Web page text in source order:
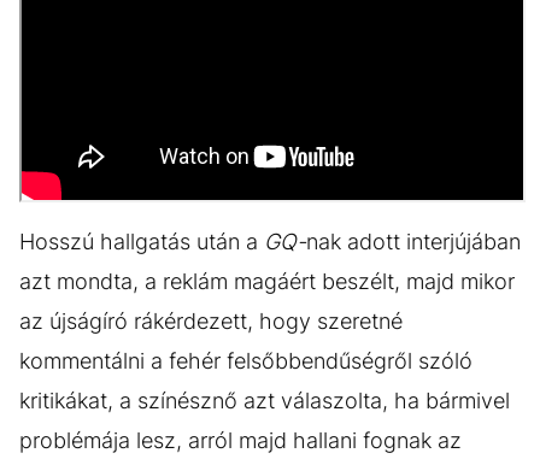
Hosszú hallgatás után a GQ-nak adott interjújában
azt mondta, a reklám magáért beszélt, majd mikor
az újságíró rákérdezett, hogy szeretné
kommentálni a fehér felsőbbendűségről szóló
kritikákat, a színésznő azt válaszolta, ha bármivel
problémája lesz, arról majd hallani fognak az